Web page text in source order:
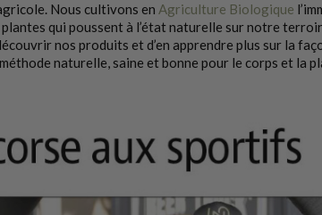
Nous cultivons en Agriculture Biologique
plantes qui poussent à l’état naturelle sur notre
nos produits et d’en apprendre plus sur la
naturelle, saine et bonne pour le corps et la